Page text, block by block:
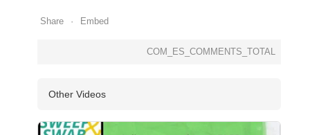
Share Embed
COM_ES_COMMENTS_TOTAL
Other Videos